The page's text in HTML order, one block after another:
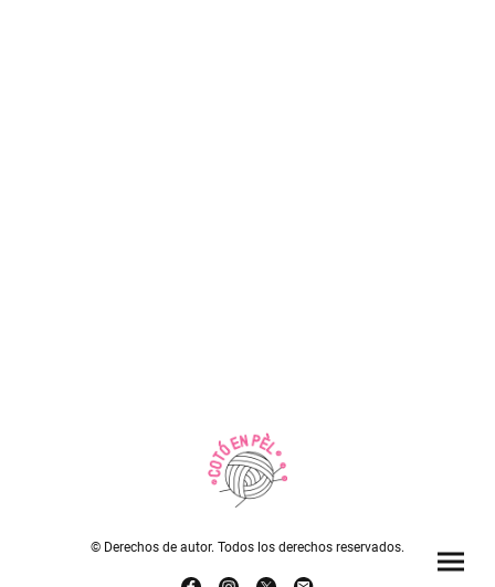
© Derechos de autor. Todos los derechos reservados.